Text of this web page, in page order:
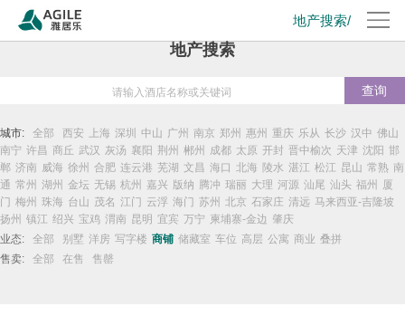
地产搜索/
地产搜索
查询
城市: 全部 西安 上海 深圳 中山 广州 南京 郑州 惠州 重庆 乐从 长沙 汉中 佛山
南宁 许昌 商丘 武汉 灰汤 襄阳 荆州 郴州 成都 太原 开封 晋中榆次 天津 沈阳
邯
郸 济南 威海 徐州 合肥 连云港 芜湖 文昌 海口 北海 陵水 湛江 松江 昆山 常熟 南
通 常州 湖州 金坛 无锡 杭州 嘉兴 版纳 腾冲 瑞丽 大理 河源 汕尾 汕头 福州
厦
门 梅州 珠海 台山 茂名 江门 云浮 海门 苏州 北京 石家庄 清远 马来西亚-吉隆坡
扬州 镇江 绍兴 宝鸡 渭南 昆明 宜宾 万宁 柬埔寨-金边 肇庆
业态:
全部 别墅 洋房 写字楼 商铺 储藏室 车位 高层 公寓 商业 叠拼
售卖:
全部 在售 售罄